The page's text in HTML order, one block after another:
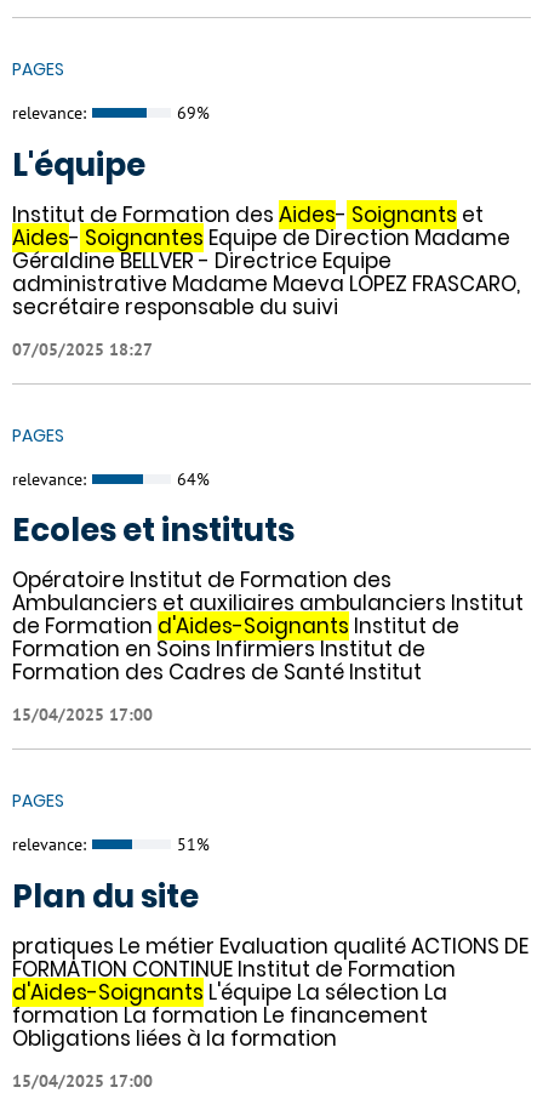
PAGES
relevance: 69%
L'équipe
Institut de Formation des Aides- Soignants et
Aides- Soignantes Equipe de Direction Madame
Géraldine BELLVER - Directrice Equipe
administrative Madame Maeva LOPEZ FRASCARO,
secrétaire responsable du suivi
07/05/2025 18:27
PAGES
relevance: 64%
Ecoles et instituts
Opératoire Institut de Formation des
Ambulanciers et auxiliaires ambulanciers Institut
de Formation d'Aides-Soignants Institut de
Formation en Soins Infirmiers Institut de
Formation des Cadres de Santé Institut
15/04/2025 17:00
PAGES
relevance: 51%
Plan du site
pratiques Le métier Evaluation qualité ACTIONS DE
FORMATION CONTINUE Institut de Formation
d'Aides-Soignants L'équipe La sélection La
formation La formation Le financement
Obligations liées à la formation
15/04/2025 17:00